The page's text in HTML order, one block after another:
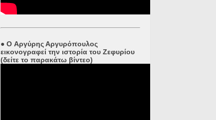
● O Αργύρης Αργυρόπουλος
εικονογραφεί την ιστορία του Ζεφυρίου
(δείτε το παρακάτω βίντεο)